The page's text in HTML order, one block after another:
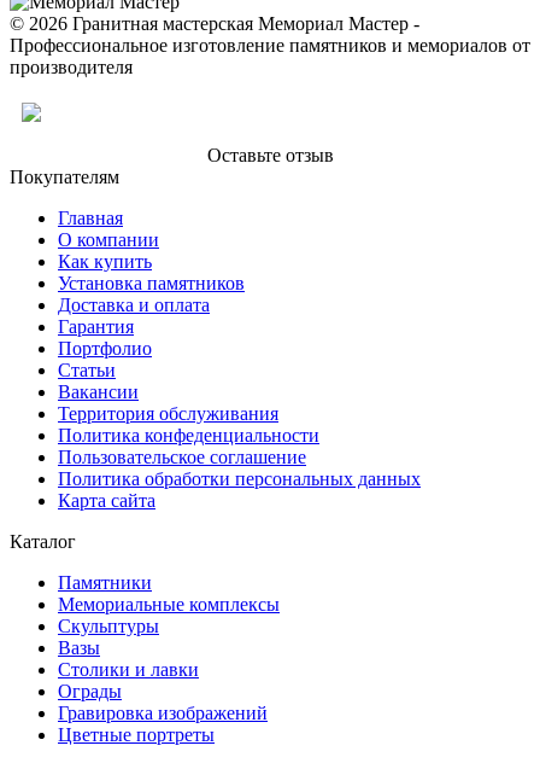
© 2026 Гранитная мастерская Мемориал Мастер -
Профессиональное изготовление памятников и мемориалов от
производителя
Оставьте отзыв
Покупателям
Главная
О компании
Как купить
Установка памятников
Доставка и оплата
Гарантия
Портфолио
Статьи
Вакансии
Территория обслуживания
Политика конфеденциальности
Пользовательское соглашение
Политика обработки персональных данных
Карта сайта
Каталог
Памятники
Мемориальные комплексы
Скульптуры
Вазы
Столики и лавки
Ограды
Гравировка изображений
Цветные портреты